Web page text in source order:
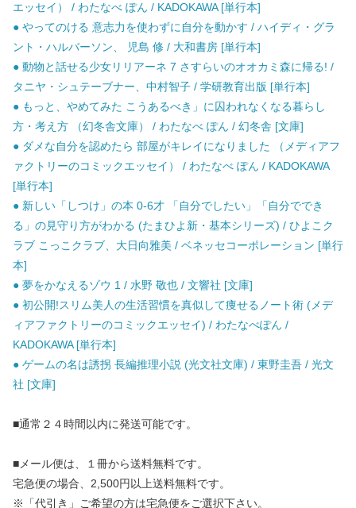
エッセイ） / わたなべ ぽん / KADOKAWA [単行本]
● やってのける 意志力を使わずに自分を動かす / ハイディ・グラ
ント・ハルバーソン、 児島 修 / 大和書房 [単行本]
● 動物と話せる少女リリアーネ 7 さすらいのオオカミ森に帰る! /
タニヤ・シュテーブナー、中村智子 / 学研教育出版 [単行本]
● もっと、やめてみた こうあるべき」に囚われなくなる暮らし
方・考え方 （幻冬舎文庫） / わたなべ ぽん / 幻冬舎 [文庫]
● ダメな自分を認めたら 部屋がキレイになりました （メディアフ
ァクトリーのコミックエッセイ） / わたなべ ぽん / KADOKAWA
[単行本]
● 新しい「しつけ」の本 0-6才 「自分でしたい」「自分ででき
る」の見守り方がわかる (たまひよ新・基本シリーズ) / ひよこク
ラブ こっこクラブ、大日向雅美 / ベネッセコーポレーション [単行
本]
● 夢をかなえるゾウ 1 / 水野 敬也 / 文響社 [文庫]
● 初公開!スリム美人の生活習慣を真似して痩せるノート術 (メデ
ィアファクトリーのコミックエッセイ) / わたなべぽん /
KADOKAWA [単行本]
● ゲームの名は誘拐 長編推理小説 (光文社文庫) / 東野圭吾 / 光文
社 [文庫]
■通常２４時間以内に発送可能です。
■メール便は、１冊から送料無料です。
宅急便の場合、2,500円以上送料無料です。
※「代引き」ご希望の方は宅急便をご選択下さい。